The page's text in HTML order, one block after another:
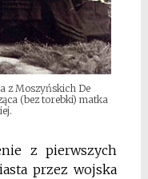
z Moszyńskich De
(bez torebki) matka
z pierwszych
przez wojska